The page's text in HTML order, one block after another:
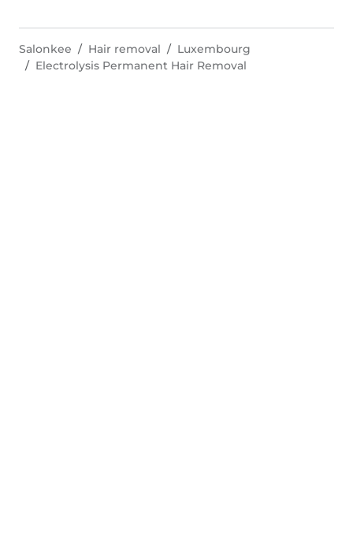
Salonkee Hair removal
Luxembourg
Electrolysis Permanent Hair Removal